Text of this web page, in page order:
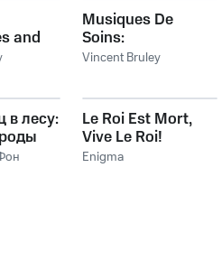
and
Musiques De
Soins:
Acunpuncture
Vincent Bruley
в лесу:
Le Roi Est Mort,
Vive Le Roi!
Enigma